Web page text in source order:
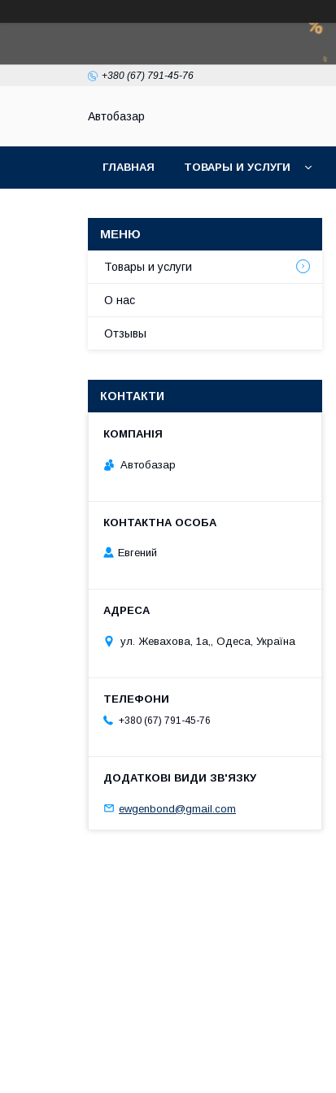
+380 (67) 791-45-76
Автобазар
ГЛАВНАЯ ТОВАРЫ И УСЛУГИ
Товары и услуги
О нас
Отзывы
КОНТАКТИ
Автобазар
Евгений
ул. Жевахова, 1a,, Одеса, Україна
+380 (67) 791-45-76
ewgenbond@gmail.com